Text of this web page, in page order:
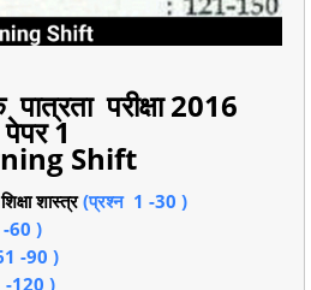
पात्रता परीक्षा 2016
पेपर 1
Shift
शास्त्र(प्रश्न 1 -30 )
60 )
-90 )
-120 )